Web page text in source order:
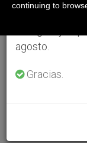
agosto.
Gracias.
continuing to